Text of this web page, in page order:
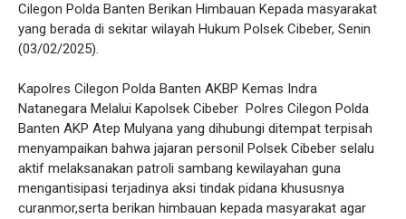
Cilegon Polda Banten Berikan Himbauan Kepada masyarakat
yang berada di sekitar wilayah Hukum Polsek Cibeber, Senin
(03/02/2025).
Kapolres Cilegon Polda Banten AKBP Kemas Indra
Natanegara Melalui Kapolsek Cibeber Polres Cilegon Polda
Banten AKP Atep Mulyana yang dihubungi ditempat terpisah
menyampaikan bahwa jajaran personil Polsek Cibeber selalu
aktif melaksanakan patroli sambang kewilayahan guna
mengantisipasi terjadinya aksi tindak pidana khususnya
curanmor,serta berikan himbauan kepada masyarakat agar